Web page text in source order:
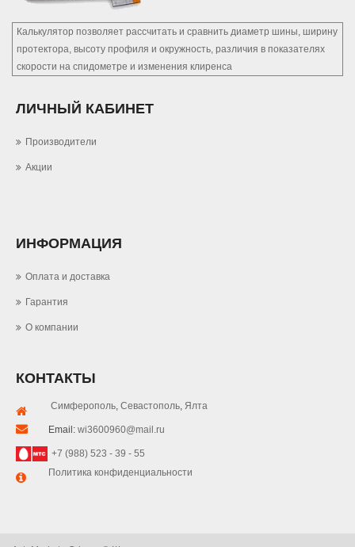
Калькулятор позволяет рассчитать и сравнить диаметр шины, ширину
протектора, высоту профиля и окружность, различия в показателях
скорости на спидометре и изменения клиренса
ЛИЧНЫЙ КАБИНЕТ
Производители
Акции
ИНФОРМАЦИЯ
Оплата и доставка
Гарантия
О компании
КОНТАКТЫ
Симферополь, Севастополь, Ялта
Email: wi3600960@mail.ru
+7 (988) 523 - 39 - 55
Политика конфиденциальности